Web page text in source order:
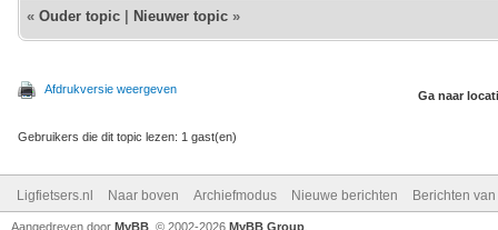
« Ouder topic Nieuwer topic »
Afdrukversie weergeven Ga naar
Gebruikers die dit topic lezen: 1 gast(en)
Ligfietsers.nl Naar boven Archiefmodus Nieuwe berichten Berichten
Aangedreven door MyBB , © 2002-2026 MyBB Group